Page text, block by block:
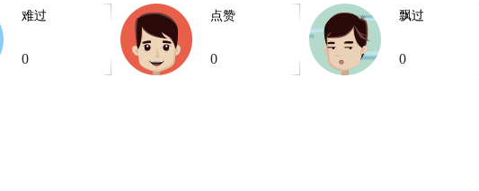
难过
0
点赞
0
飘过
0